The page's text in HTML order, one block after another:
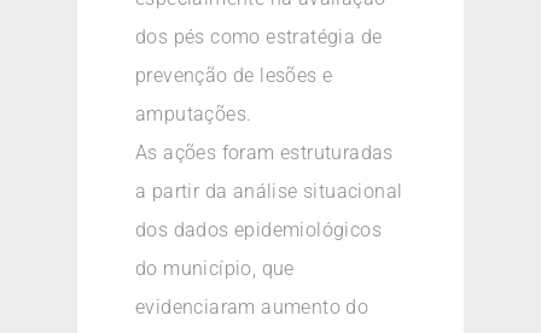
dos pés como estratégia de
prevenção de lesões e
amputações.
As ações foram estruturadas
a partir da análise situacional
dos dados epidemiológicos
do município, que
evidenciaram aumento do